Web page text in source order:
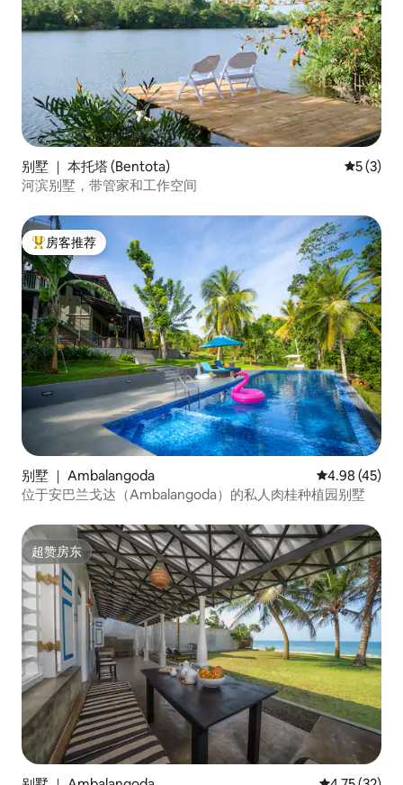
别墅 ｜ 本托塔 (Bentota) 平均评分
5 (3)
河滨别墅，带管家和工作空间
热门「房客推荐」
房客推荐
别墅 ｜ Ambalangoda 平均评分
4.98 (45)
位于安巴兰戈达（Ambalangoda）的私人肉桂种植园别墅
超赞房东
超赞房东